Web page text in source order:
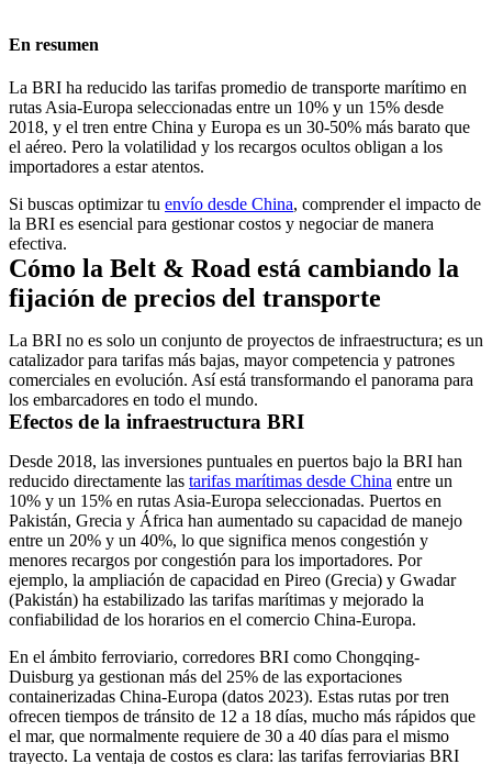
En resumen
La BRI ha reducido las tarifas promedio de transporte marítimo en
rutas Asia-Europa seleccionadas entre un 10% y un 15% desde
2018, y el tren entre China y Europa es un 30-50% más barato que
el aéreo. Pero la volatilidad y los recargos ocultos obligan a los
importadores a estar atentos.
Si buscas optimizar tu envío desde China, comprender el impacto de
la BRI es esencial para gestionar costos y negociar de manera
efectiva.
Cómo la Belt & Road está cambiando la
fijación de precios del transporte
La BRI no es solo un conjunto de proyectos de infraestructura; es un
catalizador para tarifas más bajas, mayor competencia y patrones
comerciales en evolución. Así está transformando el panorama para
los embarcadores en todo el mundo.
Efectos de la infraestructura BRI
Desde 2018, las inversiones puntuales en puertos bajo la BRI han
reducido directamente las tarifas marítimas desde China entre un
10% y un 15% en rutas Asia-Europa seleccionadas. Puertos en
Pakistán, Grecia y África han aumentado su capacidad de manejo
entre un 20% y un 40%, lo que significa menos congestión y
menores recargos por congestión para los importadores. Por
ejemplo, la ampliación de capacidad en Pireo (Grecia) y Gwadar
(Pakistán) ha estabilizado las tarifas marítimas y mejorado la
confiabilidad de los horarios en el comercio China-Europa.
En el ámbito ferroviario, corredores BRI como Chongqing-
Duisburg ya gestionan más del 25% de las exportaciones
containerizadas China-Europa (datos 2023). Estas rutas por tren
ofrecen tiempos de tránsito de 12 a 18 días, mucho más rápidos que
el mar, que normalmente requiere de 30 a 40 días para el mismo
trayecto. La ventaja de costos es clara: las tarifas ferroviarias BRI